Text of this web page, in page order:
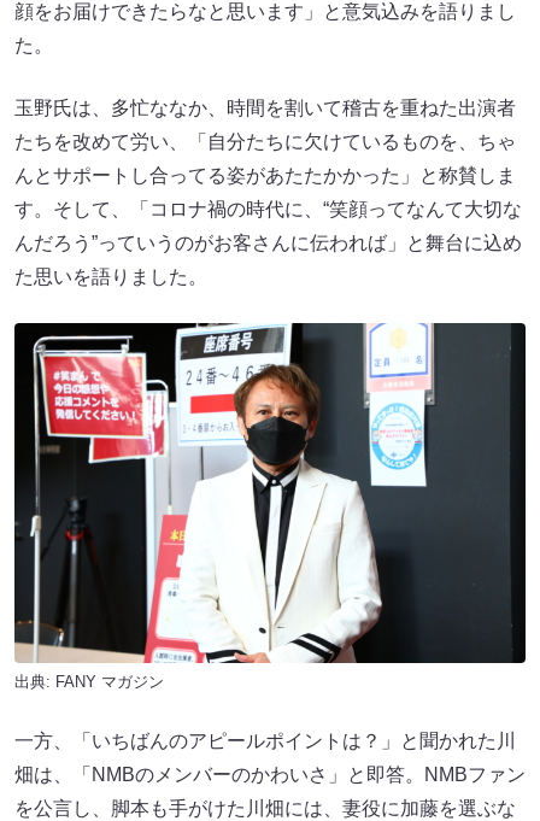
顔をお届けできたらなと思います」と意気込みを語りまし
た。
玉野氏は、多忙ななか、時間を割いて稽古を重ねた出演者
たちを改めて労い、「自分たちに欠けているものを、ちゃ
んとサポートし合ってる姿があたたかかった」と称賛しま
す。そして、「コロナ禍の時代に、“笑顔ってなんて大切な
んだろう”っていうのがお客さんに伝われば」と舞台に込め
た思いを語りました。
出典: FANY マガジン
一方、「いちばんのアピールポイントは？」と聞かれた川
畑は、「NMBのメンバーのかわいさ」と即答。NMBファン
を公言し、脚本も手がけた川畑には、妻役に加藤を選ぶな